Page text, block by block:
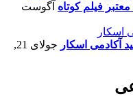
فیلم کوتاه آگوست
آکادمی اسکار
جولای 21,